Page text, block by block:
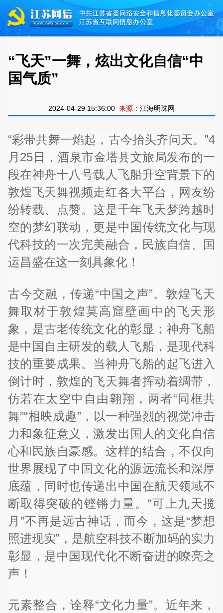
“飞天”一舞，炫出文化自信“中
国气质”
2024-04-29 15:36:00 来源： 江海明珠网
“彩带共舞一焰起，古今抬头齐问天。”4
月25日，酒泉市金塔县文旅局发布的一
段在神舟十八号载人飞船升空背景下的
敦煌飞天舞视频走红各大平台，网友纷
纷转载、点赞。这是千年飞天梦跨越时
空的梦幻联动，更是中国传统文化与现
代科技的一次完美融合，民族自信、国
运昌盛在这一刻具象化！
古今交融，传递“中国之声”。敦煌飞天
舞取材于敦煌莫高窟壁画中的飞天形
象，是古老传统文化的彰显；神舟飞船
是中国自主研发的载人飞船，是现代科
技的重要成果。当神舟飞船的起飞进入
倒计时，敦煌的飞天舞者挥动着绸带，
仿若在太空中自由翱翔，两者“同框共
舞”“相映成趣”，以一种强烈的视觉冲击
力和象征意义，激发出国人的文化自信
心和民族自豪感。这样的结合，不仅向
世界展现了中国文化的源远流长和深厚
底蕴，同时也传递出中国在航天领域不
断取得突破的铿锵力量。“可上九天揽
月”不再是远古神话，而今，这是“梦想
照进现实”，是航空科技不断加码的实力
彰显，是中国现代化不断奋进的嘹亮之
声！
元素整合，诠释“文化力量”。近年来，